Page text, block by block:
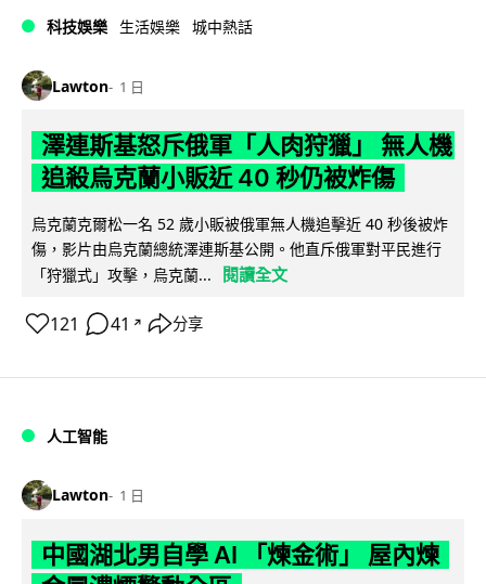
科技娛樂 生活娛樂 城中熱話
Lawton 1 日
澤連斯基怒斥俄軍「人肉狩獵」 無人機
追殺烏克蘭小販近 40 秒仍被炸傷
烏克蘭克爾松一名 52 歲小販被俄軍無人機追擊近 40 秒後被炸
傷，影片由烏克蘭總統澤連斯基公開。他直斥俄軍對平民進行
「狩獵式」攻擊，烏克蘭...
閱讀全文
121 41 ↗ 分享
人工智能
Lawton 1 日
中國湖北男自學 AI 「煉金術」 屋內煉